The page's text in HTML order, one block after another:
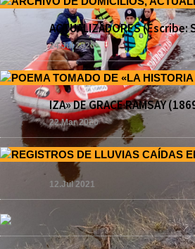
ACTUALIZADORES
24.Jul 2020
IZA» DE GRACE RAMSAY
22.Mar 2020
12.Jul 2021